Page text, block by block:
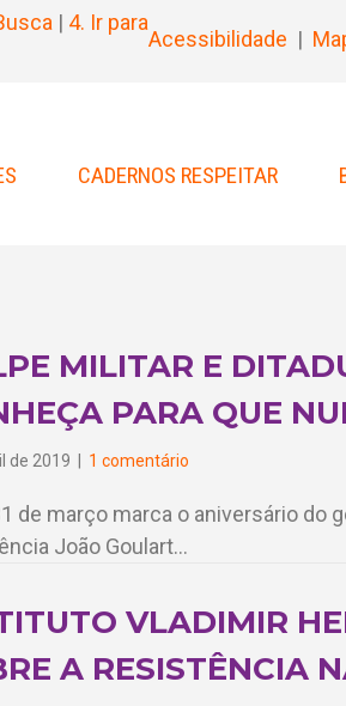
| 4. Ir para
Acessibilidade |
CADERNOS RESPEITAR
MILITAR E
PARA QUE
de 2019 1 comentário
de março marca o aniversário do
João Goulart…
VLADIMIR
A RESISTÊNCIA